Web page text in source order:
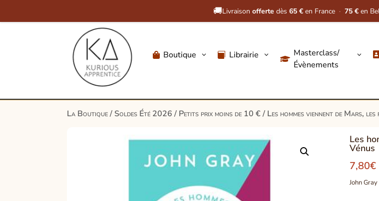
🚚Livraison offerte dès 65 € en France · 75 € en
 Boutique 3  Librairie 3

Masterclass/
Évènements
3
La Boutique/ Soldes Été 2026/ Petits prix moins de 10 €/ Les hommes viennent de Mars, les
Les
Vénus
7,80€
John